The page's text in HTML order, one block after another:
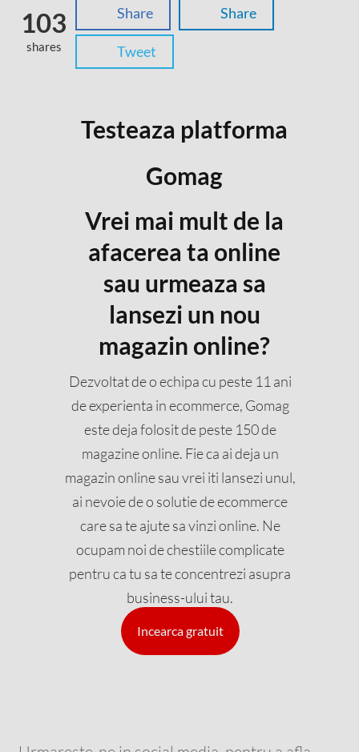
103
shares
Share Share
Tweet
Testeaza platforma
Gomag
Vrei mai mult de la
afacerea ta online
sau urmeaza sa
lansezi un nou
magazin online?
Dezvoltat de o echipa cu peste 11 ani
de experienta in ecommerce, Gomag
este deja folosit de peste 150 de
magazine online. Fie ca ai deja un
magazin online sau vrei iti lansezi unul,
ai nevoie de o solutie de ecommerce
care sa te ajute sa vinzi online. Ne
ocupam noi de chestiile complicate
pentru ca tu sa te concentrezi asupra
business-ului tau.
Incearca gratuit